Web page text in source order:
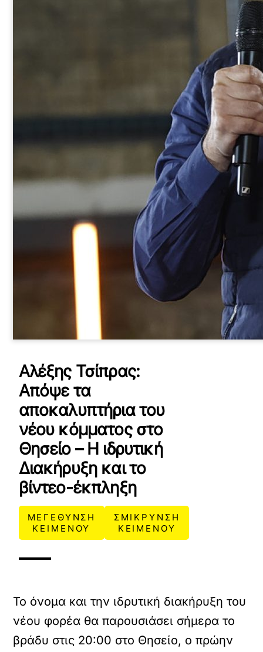
Αλέξης Τσίπρας:
Απόψε τα
αποκαλυπτήρια του
νέου κόμματος στο
Θησείο – Η ιδρυτική
Διακήρυξη και το
βίντεο-έκπληξη
ΜΕΓΕΘΥΝΣΗ
ΚΕΙΜΕΝΟΥ
ΣΜΙΚΡΥΝΣΗ
ΚΕΙΜΕΝΟΥ
Το όνομα και την ιδρυτική διακήρυξη του
νέου φορέα θα παρουσιάσει σήμερα το
βράδυ στις 20:00 στο Θησείο, ο πρώην